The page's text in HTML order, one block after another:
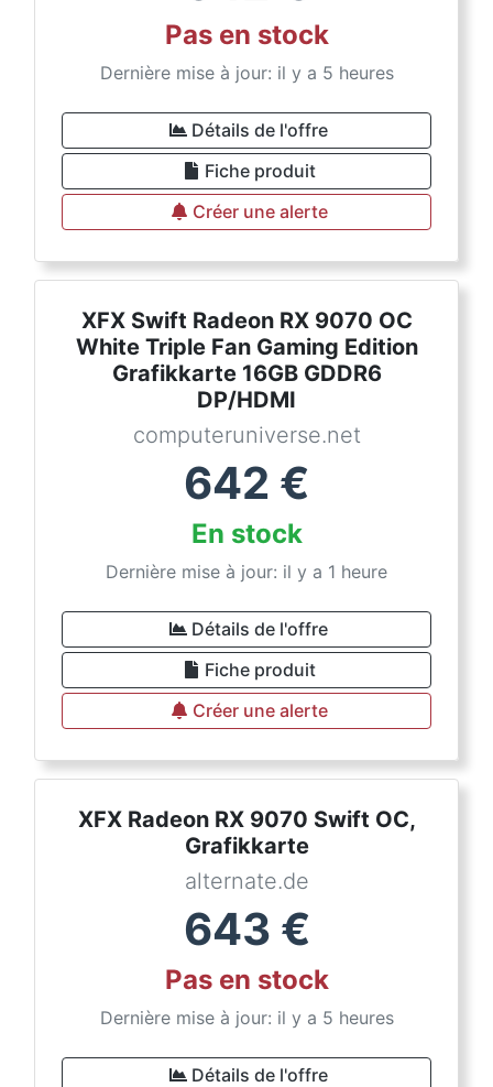
Pas en stock
Dernière mise à jour: il y a 5 heures
Détails de l'offre
Fiche produit
Créer une alerte
XFX Swift Radeon RX 9070 OC
White Triple Fan Gaming Edition
Grafikkarte 16GB GDDR6
DP/HDMI
computeruniverse.net
642 €
En stock
Dernière mise à jour: il y a 1 heure
Détails de l'offre
Fiche produit
Créer une alerte
XFX Radeon RX 9070 Swift OC,
Grafikkarte
alternate.de
643 €
Pas en stock
Dernière mise à jour: il y a 5 heures
Détails de l'offre